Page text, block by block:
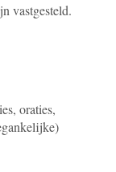
vastgesteld.
oraties,